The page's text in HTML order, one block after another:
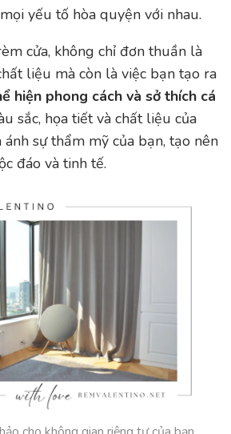
yếu tố hòa quyện với nhau.
cửa, không chỉ đơn thuần là
liệu mà còn là việc bạn tạo ra
hiện phong cách và sở thích cá
sắc, họa tiết và chất liệu của
sự thẩm mỹ của bạn, tạo nên
đáo và tinh tế.